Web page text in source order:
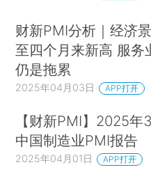
财新PMI分析｜经济
至四个月来新高 服务
仍是拖累
2025年04月03日 APP打开
【财新PMI】2025年
中国制造业PMI报告
2025年04月01日 APP打开